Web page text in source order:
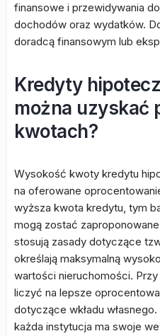
finansowe i przewidywania
dochodów oraz wydatków.
doradcą finansowym lub
Kredyty
można uzyskać
kwotach?
Wysokość kwoty kredytu
na oferowane
wyższa kwota kredytu, tym
mogą zostać
stosują zasady dotyczące
określają maksymalną
wartości nieruchomości.
liczyć na lepsze
dotyczące wkładu
każda instytucja ma swoje